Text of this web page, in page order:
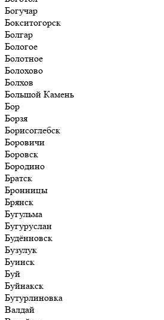
Богучар
Бокситогорск
Болгар
Бологое
Болотное
Болохово
Болхов
Большой Камень
Бор
Борзя
Борисоглебск
Боровичи
Боровск
Бородино
Братск
Бронницы
Брянск
Бугульма
Бугуруслан
Будённовск
Бузулук
Буинск
Буй
Буйнакск
Бутурлиновка
Валдай